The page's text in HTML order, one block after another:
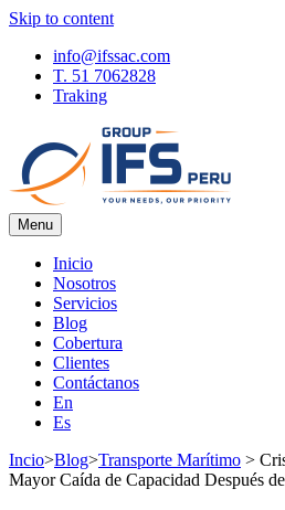
Skip to content
info@ifssac.com
T. 51 7062828
Traking
IFS Blog
Menu
Inicio
Nosotros
Servicios
Blog
Cobertura
Clientes
Contáctanos
En
Es
Incio>Blog>Transporte Marítimo >
Mayor Caída de Capacidad Después